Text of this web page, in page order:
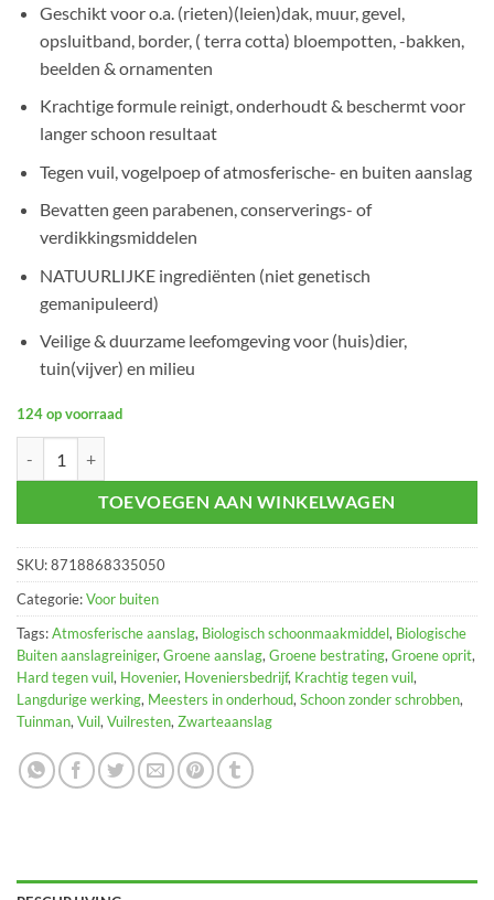
Geschikt voor o.a. (rieten)(leien)dak, muur, gevel,
opsluitband, border, ( terra cotta) bloempotten, -bakken,
beelden & ornamenten
Krachtige formule reinigt, onderhoudt & beschermt voor
langer schoon resultaat
Tegen vuil, vogelpoep of atmosferische- en buiten aanslag
Bevatten geen parabenen, conserverings- of
verdikkingsmiddelen
NATUURLIJKE ingrediënten (niet genetisch
gemanipuleerd)
Veilige & duurzame leefomgeving voor (huis)dier,
tuin(vijver) en milieu
124 op voorraad
TOEVOEGEN AAN WINKELWAGEN
SKU:8718868335050
Categorie:Voor buiten
Tags:Atmosferische aanslag, Biologisch schoonmaakmiddel, Biologische
Buiten aanslagreiniger, Groene aanslag, Groene bestrating, Groene oprit,
Hard tegen vuil, Hovenier, Hoveniersbedrijf, Krachtig tegen vuil,
Langdurige werking, Meesters in onderhoud, Schoon zonder schrobben,
Tuinman, Vuil, Vuilresten, Zwarteaanslag